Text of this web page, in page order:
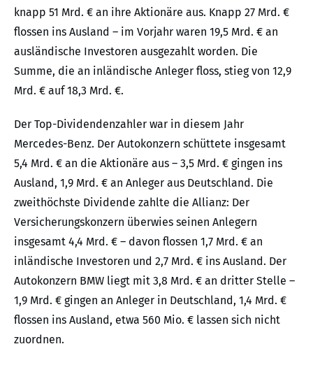
knapp 51 Mrd. € an ihre Aktionäre aus. Knapp 27 Mrd. €
flossen ins Ausland – im Vorjahr waren 19,5 Mrd. € an
ausländische Investoren ausgezahlt worden. Die
Summe, die an inländische Anleger floss, stieg von 12,9
Mrd. € auf 18,3 Mrd. €.
Der Top-Dividendenzahler war in diesem Jahr
Mercedes-Benz. Der Autokonzern schüttete insgesamt
5,4 Mrd. € an die Aktionäre aus – 3,5 Mrd. € gingen ins
Ausland, 1,9 Mrd. € an Anleger aus Deutschland. Die
zweithöchste Dividende zahlte die Allianz: Der
Versicherungskonzern überwies seinen Anlegern
insgesamt 4,4 Mrd. € – davon flossen 1,7 Mrd. € an
inländische Investoren und 2,7 Mrd. € ins Ausland. Der
Autokonzern BMW liegt mit 3,8 Mrd. € an dritter Stelle –
1,9 Mrd. € gingen an Anleger in Deutschland, 1,4 Mrd. €
flossen ins Ausland, etwa 560 Mio. € lassen sich nicht
zuordnen.